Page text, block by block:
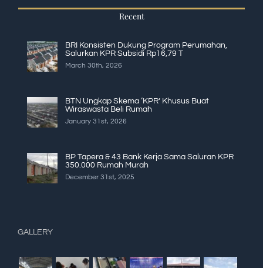
Recent
BRI Konsisten Dukung Program Perumahan,
Salurkan KPR Subsidi Rp16,79 T
March 30th, 2026
BTN Ungkap Skema ‘KPR’ Khusus Buat
Wiraswasta Beli Rumah
January 31st, 2026
BP Tapera & 43 Bank Kerja Sama Saluran KPR
350.000 Rumah Murah
December 31st, 2025
GALLERY